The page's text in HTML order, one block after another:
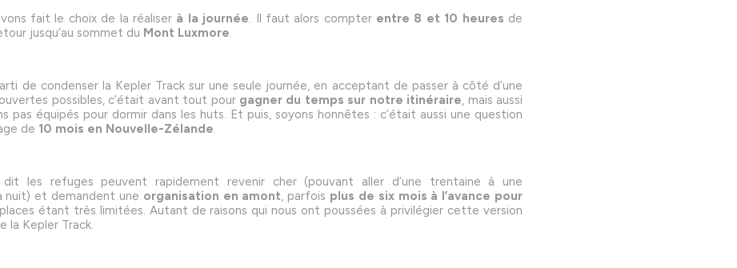
fait le choix de la réaliser à la journée. Il faut alors compter entre 8 et 10 heures de
jusqu’au sommet du Mont Luxmore.
de condenser la Kepler Track sur une seule journée, en acceptant de passer à côté d’une
possibles, c’était avant tout pour gagner du temps sur notre itinéraire, mais aussi
pas équipés pour dormir dans les huts. Et puis, soyons honnêtes : c’était aussi une question
de 10 mois en Nouvelle-Zélande.
les refuges peuvent rapidement revenir cher (pouvant aller d’une trentaine à une
nuit) et demandent une organisation en amont, parfois plus de six mois à l’avance pour
étant très limitées. Autant de raisons qui nous ont poussées à privilégier cette version
la Kepler Track.